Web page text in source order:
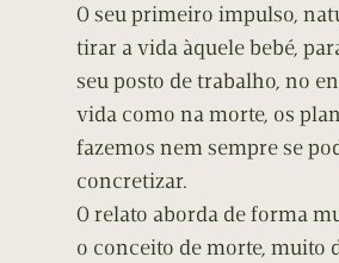
O seu primeiro impulso,
tirar a vida àquele bebé,
seu posto de trabalho, no
vida como na morte, os
fazemos nem sempre se
concretizar.
O relato aborda de forma
o conceito de morte, muito